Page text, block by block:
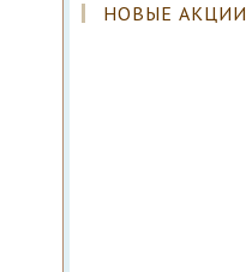
НОВЫЕ АКЦИИ